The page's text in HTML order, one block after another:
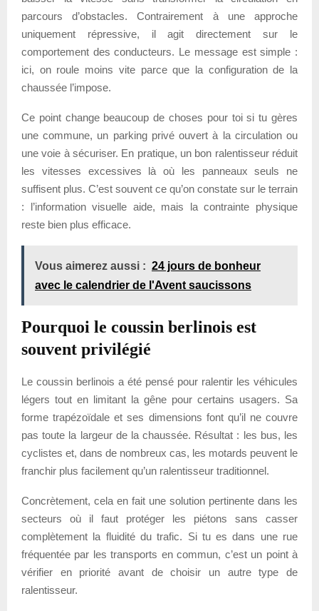
parcours d’obstacles. Contrairement à une approche
uniquement répressive, il agit directement sur le
comportement des conducteurs. Le message est simple :
ici, on roule moins vite parce que la configuration de la
chaussée l’impose.
Ce point change beaucoup de choses pour toi si tu gères
une commune, un parking privé ouvert à la circulation ou
une voie à sécuriser. En pratique, un bon ralentisseur réduit
les vitesses excessives là où les panneaux seuls ne
suffisent plus. C’est souvent ce qu’on constate sur le terrain
: l’information visuelle aide, mais la contrainte physique
reste bien plus efficace.
Vous aimerez aussi : 24 jours de bonheur
avec le calendrier de l'Avent saucissons
Pourquoi le coussin berlinois est
souvent privilégié
Le coussin berlinois a été pensé pour ralentir les véhicules
légers tout en limitant la gêne pour certains usagers. Sa
forme trapézoïdale et ses dimensions font qu’il ne couvre
pas toute la largeur de la chaussée. Résultat : les bus, les
cyclistes et, dans de nombreux cas, les motards peuvent le
franchir plus facilement qu’un ralentisseur traditionnel.
Concrètement, cela en fait une solution pertinente dans les
secteurs où il faut protéger les piétons sans casser
complètement la fluidité du trafic. Si tu es dans une rue
fréquentée par les transports en commun, c’est un point à
vérifier en priorité avant de choisir un autre type de
ralentisseur.